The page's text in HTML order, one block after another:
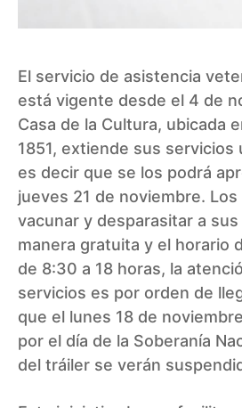
El servicio de asistencia
está vigente desde el 4 de
Casa de la Cultura, ubicada
1851, extiende sus servicios
es decir que se los podrá
jueves 21 de noviembre.
vacunar y desparasitar a
manera gratuita y el horario
de 8:30 a 18 horas, la
servicios es por orden de
que el lunes 18 de
por el día de la Soberanía
del tráiler se verán